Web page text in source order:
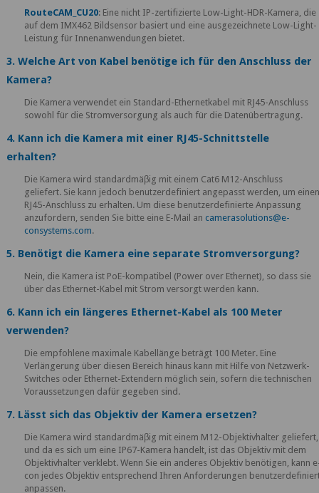
RouteCAM_CU20: Eine nicht IP-zertifizierte Low-Light-HDR-Kamera, die
auf dem IMX462 Bildsensor basiert und eine ausgezeichnete Low-Light-
Leistung für Innenanwendungen bietet.
3. Welche Art von Kabel benötige ich für den Anschluss der
Kamera?
Die Kamera verwendet ein Standard-Ethernetkabel mit RJ45-Anschluss
sowohl für die Stromversorgung als auch für die Datenübertragung.
4. Kann ich die Kamera mit einer RJ45-Schnittstelle
erhalten?
Die Kamera wird standardmäβig mit einem Cat6 M12-Anschluss
geliefert. Sie kann jedoch benutzerdefiniert angepasst werden, um
RJ45-Anschluss zu erhalten. Um diese benutzerdefinierte Anpassung
anzufordern, senden Sie bitte eine E-Mail ancamerasolutions@e-
consystems.com.
5. Benötigt die Kamera eine separate Stromversorgung?
Nein, die Kamera ist PoE-kompatibel (Power over Ethernet), so dass sie
über das Ethernet-Kabel mit Strom versorgt werden kann.
6. Kann ich ein längeres Ethernet-Kabel als 100 Meter
verwenden?
Die empfohlene maximale Kabellänge beträgt 100 Meter. Eine
Verlängerung über diesen Bereich hinaus kann mit Hilfe von Netzwerk-
Switches oder Ethernet-Extendern möglich sein, sofern die technischen
Voraussetzungen dafür gegeben sind.
7. Lässt sich das Objektiv der Kamera ersetzen?
Die Kamera wird standardmäβig mit einem M12-Objektivhalter geliefert,
und da es sich um eine IP67-Kamera handelt, ist das Objektiv mit dem
Objektivhalter verklebt. Wenn Sie ein anderes Objektiv benötigen, kann
con jedes Objektiv entsprechend Ihren Anforderungen
anpassen.